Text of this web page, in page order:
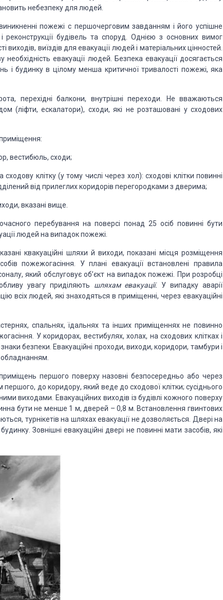
небезпеку для людей.
пожежі с першочерговим завданням і його успішне
будівель та споруд. Однією з основних вимог
виходів, виїздів для евакуації людей і матеріальних цінностей.
евакуації людей. Безпека евакуації досягається
і будинку в цілому менша критичної тривалості пожежі, яка
перехідні балкони, внутрішні переходи. Не вважаються
(ліфти, ескалатори), сходи, які не розташовані у сходових
вестибюль, сходи;
клітку (у тому числі через хол): сходові клітки повинні
від прилеглих коридорів перегородками з дверима;
вказані вище.
перебування на поверсі понад 25 осіб повинні бути
людей на випадок пожежі.
квакуаційні шляхи й виходи, показані місця розміщення
пожежогасіння. У плані евакуації встановлені правила
який обслуговує об’єкт на випадок пожежі. При розробці
увагу приділяють шляхам евакуації. У випадку аварії
всіх людей, які знаходяться в приміщенні, через евакуаційні
спальнях, їдальнях та інших приміщеннях не повинно
У коридорах, вестибулях, холах, на сходових клітках і
безпеки. Евакуаційні проходи, виходи, коридори, тамбури і
першого поверху назовні безпосередньо або через
до коридору, який веде до сходової клітки; сусіднього
виходами. Евакуаційних виходів із будівлі кожного поверху
бути не менше 1 м, дверей – 0,8 м. Встановлення гвинтових
турнікетів на шляхах евакуації не дозволяється. Двері на
Зовнішні евакуаційні двері не повинні мати засобів, які